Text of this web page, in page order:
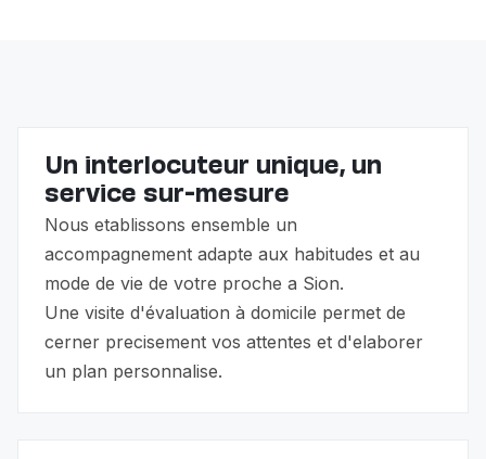
Un interlocuteur unique, un
service sur-mesure
Nous etablissons ensemble un
accompagnement adapte aux habitudes et au
mode de vie de votre proche a Sion.
Une visite d'évaluation à domicile permet de
cerner precisement vos attentes et d'elaborer
un plan personnalise.